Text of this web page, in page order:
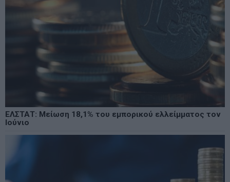
ΕΛΣΤΑΤ: Μείωση 18,1% του εμπορικού ελλείμματος τον
Ιούνιο